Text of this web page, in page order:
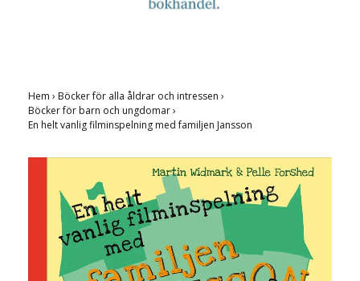
Hem › Böcker för alla åldrar och intressen ›
Böcker för barn och ungdomar›
En helt vanlig filminspelning med familjen Jansson